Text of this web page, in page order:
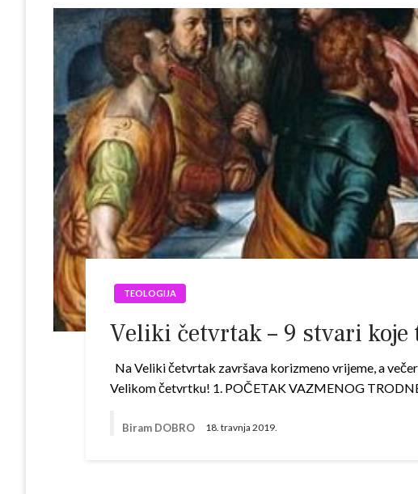
TEOLOGIJA
Veliki četvrtak – 9 stvari koje
Na Veliki četvrtak završava korizmeno vrijeme, a
Velikom četvrtku! 1. POČETAK VAZMENOG
Biram DOBRO 18. travnja 2019.